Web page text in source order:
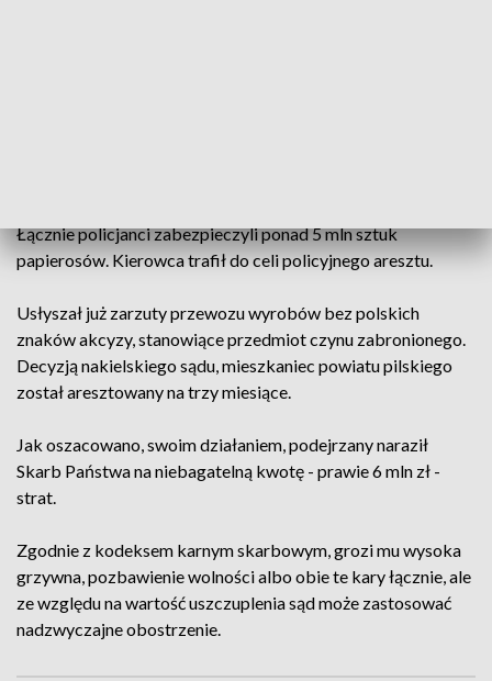
Łącznie policjanci zabezpieczyli ponad 5 mln sztuk
papierosów. Kierowca trafił do celi policyjnego aresztu.
Usłyszał już zarzuty przewozu wyrobów bez polskich
znaków akcyzy, stanowiące przedmiot czynu zabronionego.
Decyzją nakielskiego sądu, mieszkaniec powiatu pilskiego
został aresztowany na trzy miesiące.
Jak oszacowano, swoim działaniem, podejrzany naraził
Skarb Państwa na niebagatelną kwotę - prawie 6 mln zł -
strat.
Zgodnie z kodeksem karnym skarbowym, grozi mu wysoka
grzywna, pozbawienie wolności albo obie te kary łącznie, ale
ze względu na wartość uszczuplenia sąd może zastosować
nadzwyczajne obostrzenie.